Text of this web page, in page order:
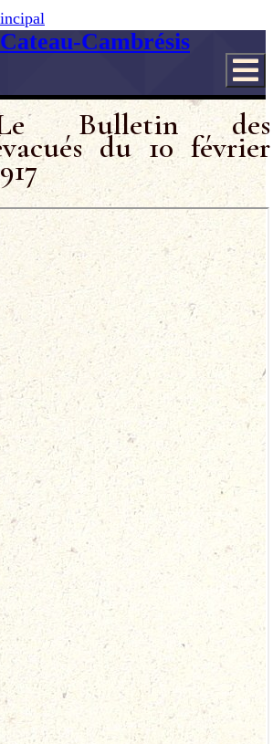
Cambrésis
Bulletin des
du 10 février